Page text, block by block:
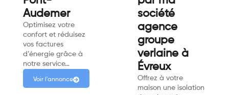
Audemer
Optimisez votre
confort et réduisez
vos factures
d’énergie grâce à
notre service…
Voir l'annonce
société
agence
groupe
verlaine à
Évreux
Offrez à votre
maison une isolation